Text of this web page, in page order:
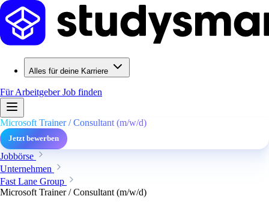
Alles für deine Karriere
Für ArbeitgeberJob finden
Microsoft Trainer / Consultant (m/w/d)
Jetzt bewerben
Jobbörse
Unternehmen
Fast Lane Group
Microsoft Trainer / Consultant (m/w/d)